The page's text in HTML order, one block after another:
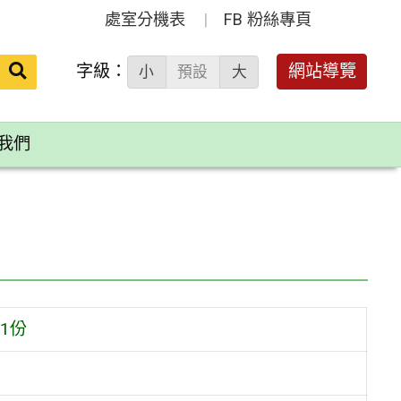
處室分機表 FB 粉絲專頁
送出 字級： 小 預設 大 網站導覽
們
份